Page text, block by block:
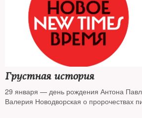
Грустная история
29 января — день рождения Антона
Валерия Новодворская о пророчествах